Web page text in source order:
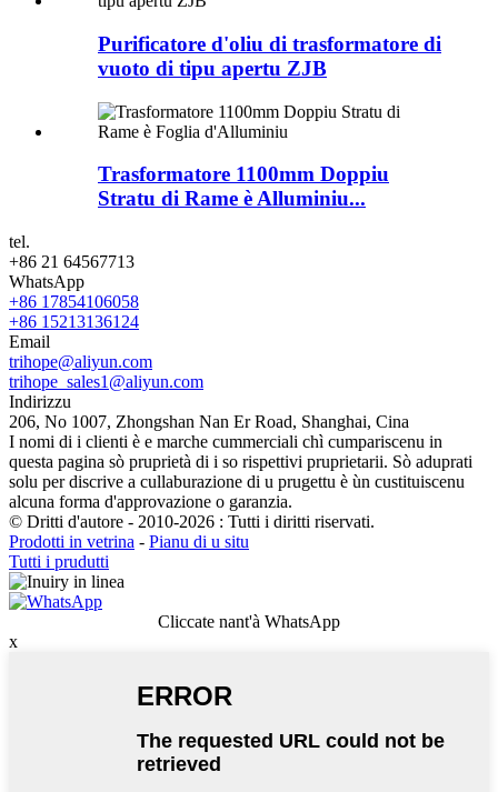
Purificatore d'oliu di trasformatore di
vuoto di tipu apertu ZJB
Trasformatore 1100mm Doppiu
Stratu di Rame è Alluminiu...
tel.
+86 21 64567713
WhatsApp
+86 17854106058
+86 15213136124
Email
trihope@aliyun.com
trihope_sales1@aliyun.com
Indirizzu
206, No 1007, Zhongshan Nan Er Road, Shanghai, Cina
I nomi di i clienti è e marche cummerciali chì cumpariscenu in
questa pagina sò pruprietà di i so rispettivi pruprietarii. Sò aduprati
solu per discrive a cullaburazione di u prugettu è ùn custituiscenu
alcuna forma d'approvazione o garanzia.
© Dritti d'autore - 2010-2026 : Tutti i diritti riservati.
Prodotti in vetrina - Pianu di u situ
Tutti i prudutti
Cliccate nant'à WhatsApp
x